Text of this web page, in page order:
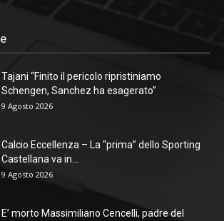
Tajani “Finito il pericolo ripristiniamo
Schengen, Sanchez ha esagerato”
9 Agosto 2026
Calcio Eccellenza – La “prima” dello Sporting
Castellana va in...
9 Agosto 2026
E’ morto Massimiliano Cencelli, padre del